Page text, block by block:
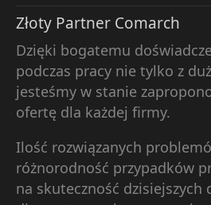
Złoty Partner Comarch
Dzięki bogatemu
podczas pracy nie tylko z
jesteśmy w stanie
ofertę dla każdej firmy.
Ilość rozwiązanych
różnorodność przypadków
na skuteczność dzisiejszych